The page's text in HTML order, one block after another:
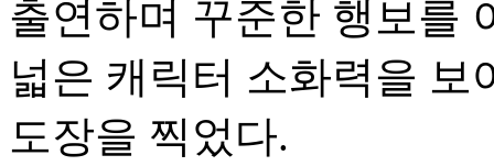
출연하며 꾸준한 행보를
넓은 캐릭터 소화력을
도장을 찍었다.